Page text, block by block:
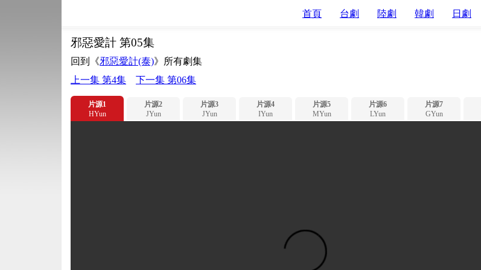
首頁 台劇 陸劇 韓劇 日劇
邪惡愛計 第05集
回到《邪惡愛計(泰)》所有劇集
上一集 第4集
下一集 第06集
片源1
HYun
片源2
JYun
片源3
JYun
片源4
IYun
片源5
MYun
片源6
LYun
片源7
GYun